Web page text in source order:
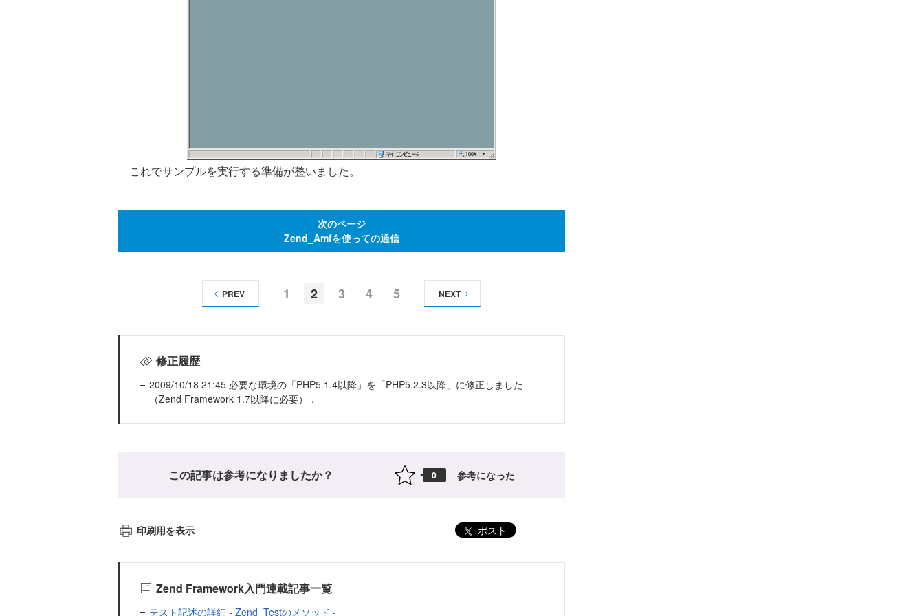
これでサンプルを実行する準備が整いました。
次のページ
Zend_Amfを使っての通信
1 2 3 4 5
PREV NEXT
修正履歴
2009/10/18 21:45 必要な環境の「PHP5.1.4以降」を「PHP5.2.3以降」に修正しました
（Zend Framework 1.7以降に必要）．
この記事は参考になりましたか？ 0 参考になった
印刷用を表示 ポスト
Zend Framework入門連載記事一覧
テスト記述の詳細 - Zend_Testのメソッド -